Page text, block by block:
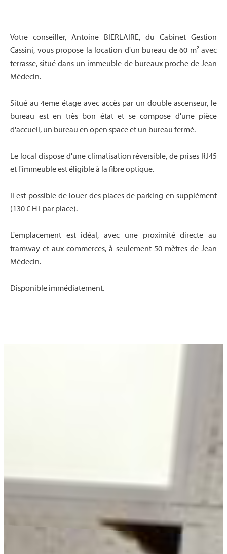
Votre conseiller, Antoine BIERLAIRE, du Cabinet Gestion
Cassini, vous propose la location d'un bureau de 60 m² avec
terrasse, situé dans un immeuble de bureaux proche de Jean
Médecin.
Situé au 4eme étage avec accès par un double ascenseur, le
bureau est en très bon état et se compose d'une pièce
d'accueil, un bureau en open space et un bureau fermé.
Le local dispose d'une climatisation réversible, de prises RJ45
et l'immeuble est éligible à la fibre optique.
Il est possible de louer des places de parking en supplément
(130 € HT par place).
L'emplacement est idéal, avec une proximité directe au
tramway et aux commerces, à seulement 50 mètres de Jean
Médecin.
Disponible immédiatement.